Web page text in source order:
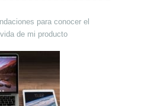
para conocer el
de mi producto